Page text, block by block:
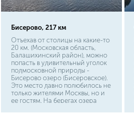
Бисерово, 217 км
Отъехав от столицы на какие-то
20 км. (Московская область,
Балашихинский район), можно
попасть в удивительный уголок
подмосковной природы -
Бисерово озеро (Бисеровское).
Это место давно полюбилось не
только жителями Москвы, но и
ее гостям. На берегах озера